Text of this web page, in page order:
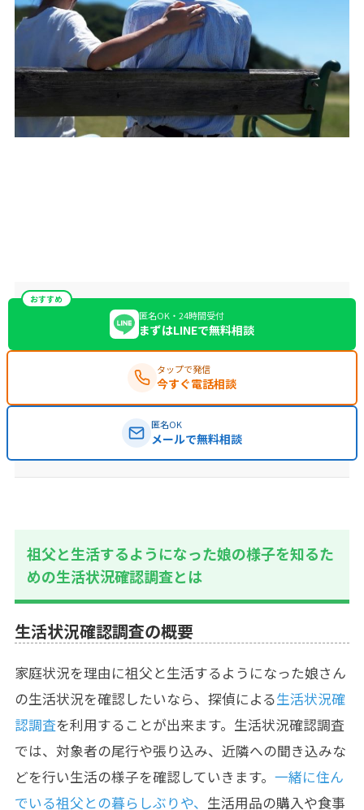
おすすめ
匿名OK・24時間受付
まずはLINEで無料相談
タップで発信
今すぐ電話相談
匿名OK
メールで無料相談
祖父と生活するようになった娘の様子を知るた
めの生活状況確認調査とは
生活状況確認調査の概要
家庭状況を理由に祖父と生活するようになった娘さん
の生活状況を確認したいなら、探偵による生活状況確
認調査を利用することが出来ます。生活状況確認調査
では、対象者の尾行や張り込み、近隣への聞き込みな
どを行い生活の様子を確認していきます。 一緒に住ん
でいる祖父との暮らしぶりや、 生活用品の購入や食事